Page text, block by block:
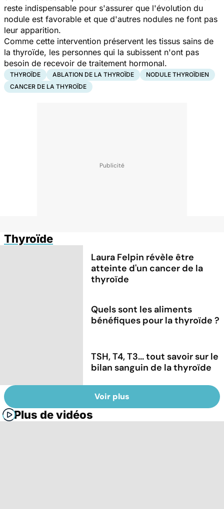
reste indispensable pour s'assurer que l'évolution du
nodule est favorable et que d'autres nodules ne font pas
leur apparition.
Comme cette intervention préservent les tissus sains de
la thyroïde, les personnes qui la subissent n'ont pas
besoin de recevoir de traitement hormonal.
THYROÏDE ABLATION DE LA THYROÏDE
NODULE THYROÏDIEN
CANCER DE LA THYROÏDE
Thyroïde
Laura Felpin révèle être
atteinte d'un cancer de la
thyroïde
Quels sont les aliments
bénéfiques pour la thyroïde ?
TSH, T4, T3... tout savoir sur le
bilan sanguin de la thyroïde
Voir plus
Plus de vidéos